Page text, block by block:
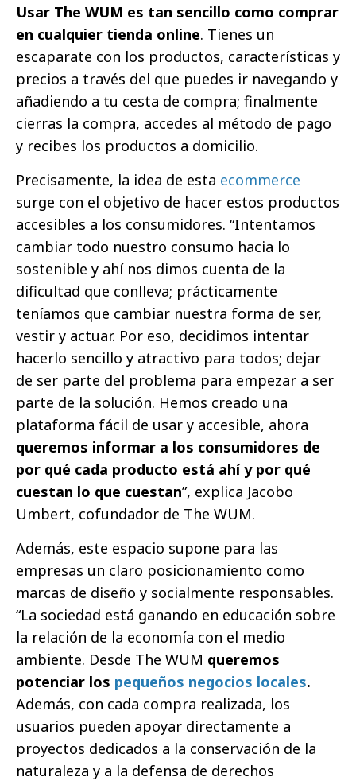
Usar The WUM es tan sencillo como comprar
en cualquier tienda online. Tienes un
escaparate con los productos, características y
precios a través del que puedes ir navegando y
añadiendo a tu cesta de compra; finalmente
cierras la compra, accedes al método de pago
y recibes los productos a domicilio.
Precisamente, la idea de esta ecommerce
surge con el objetivo de hacer estos productos
accesibles a los consumidores. “Intentamos
cambiar todo nuestro consumo hacia lo
sostenible y ahí nos dimos cuenta de la
dificultad que conlleva; prácticamente
teníamos que cambiar nuestra forma de ser,
vestir y actuar. Por eso, decidimos intentar
hacerlo sencillo y atractivo para todos; dejar
de ser parte del problema para empezar a ser
parte de la solución. Hemos creado una
plataforma fácil de usar y accesible, ahora
queremos informar a los consumidores de
por qué cada producto está ahí y por qué
cuestan lo que cuestan”, explica Jacobo
Umbert, cofundador de The WUM.
Además, este espacio supone para las
empresas un claro posicionamiento como
marcas de diseño y socialmente responsables.
“La sociedad está ganando en educación sobre
la relación de la economía con el medio
ambiente. Desde The WUM queremos
potenciar los pequeños negocios locales.
Además, con cada compra realizada, los
usuarios pueden apoyar directamente a
proyectos dedicados a la conservación de la
naturaleza y a la defensa de derechos